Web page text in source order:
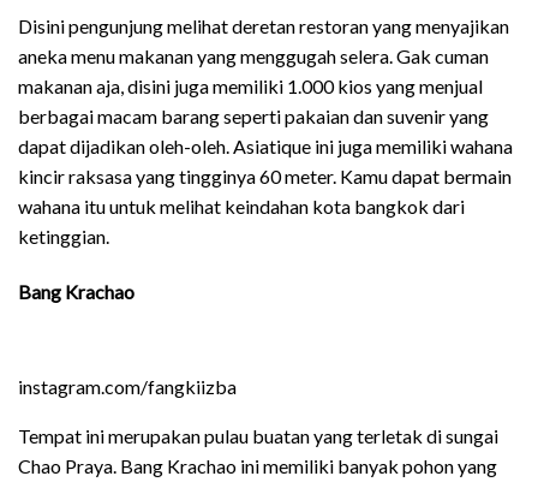
Disini pengunjung melihat deretan restoran yang menyajikan
aneka menu makanan yang menggugah selera. Gak cuman
makanan aja, disini juga memiliki 1.000 kios yang menjual
berbagai macam barang seperti pakaian dan suvenir yang
dapat dijadikan oleh-oleh. Asiatique ini juga memiliki wahana
kincir raksasa yang tingginya 60 meter. Kamu dapat bermain
wahana itu untuk melihat keindahan kota bangkok dari
ketinggian.
Bang Krachao
instagram.com/fangkiizba
Tempat ini merupakan pulau buatan yang terletak di sungai
Chao Praya. Bang Krachao ini memiliki banyak pohon yang